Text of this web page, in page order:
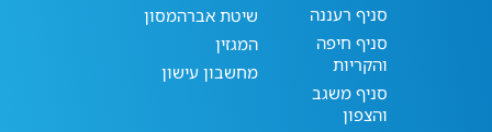
סניף רעננה
סניף חיפה
והקריות
סניף משגב
והצפון
שיטת אברהמסון
המגזין
מחשבון עישון